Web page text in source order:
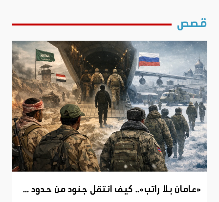
قصص
«عامان بلا راتب».. كيف انتقل جنود من حدود ...